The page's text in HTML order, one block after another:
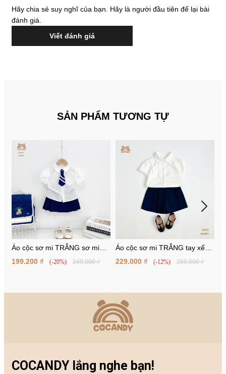
Hãy chia sẻ suy nghĩ của bạn. Hãy là người đầu tiên để lại bài
đánh giá.
Viết đánh giá
SẢN PHẨM TƯƠNG TỰ
Áo cộc sơ mi TRẮNG sơ mi
tay búp sen
199.200 ₫ (-20%) 249.000 ₫
Áo cộc sơ mi TRẮNG tay xếp
ly
229.000 ₫ (-12%) 259.000 ₫
COCANDY lắng nghe bạn!